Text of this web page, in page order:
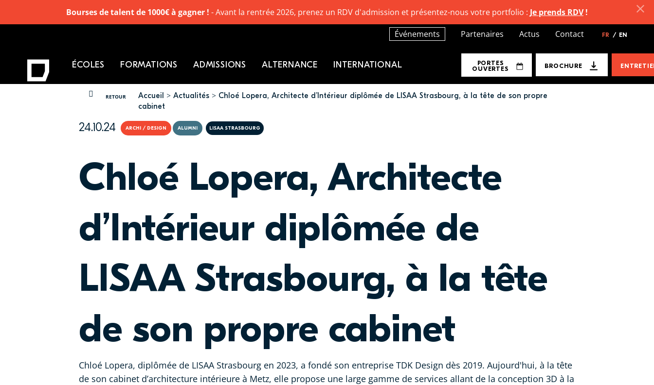
RETOUR
VOUS ÊTES ICI Accueil Actualités
Chloé Lopera, Architecte d’Intérieur diplômée de LISAA Strasbourg, à la tête de son propre
cabinet
24.10.24 ARCHI / DESIGN ALUMNI LISAA STRASBOURG
Chloé Lopera, Architecte
d’Intérieur diplômée de
LISAA Strasbourg, à la tête
de son propre cabinet
Chloé Lopera, diplômée de LISAA Strasbourg en 2023, a fondé son entreprise TDK Design dès 2019. Aujourd'hui, à la tête
de son cabinet d’architecture intérieure à Metz, elle propose une large gamme de services allant de la conception 3D à la
Événements Partenaires Actus Contact FR / EN
PORTES
OUVERTES
BROCHURE
ÉCOLES FORMATIONS ADMISSIONS ALTERNANCE INTERNATIONAL
Bourses de talent de 1000€ à gagner ! - Avant la rentrée 2026, prenez un RDV d'admission et présentez-nous votre portfolio : Je prends RDV!